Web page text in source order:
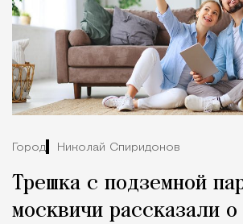
Город Николай Спиридонов
Трешка с подземной
москвичи рассказали